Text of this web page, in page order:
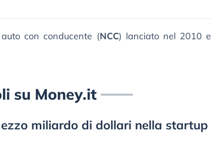
con conducente (NCC) lanciato nel 2010 e
su Money.it
miliardo di dollari nella startup